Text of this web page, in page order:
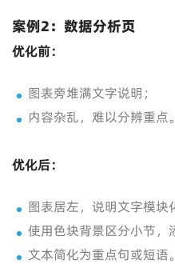
案例2：数据分析页
优化前：
图表旁堆满文字说明；
内容杂乱，难以分辨重点。
优化后：
图表居左，说明文字模块
使用色块背景区分小节，
文本简化为重点句或短语。